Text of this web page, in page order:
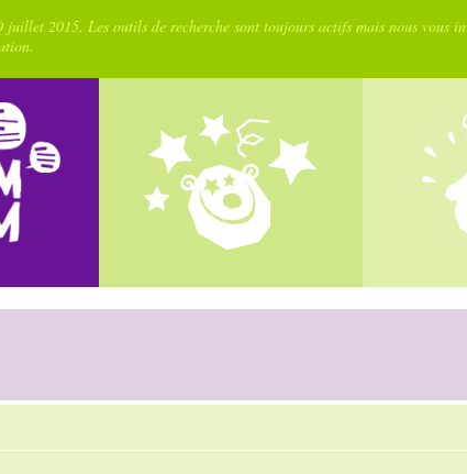
2015. Les outils de recherche sont toujours actifs mais nous vous